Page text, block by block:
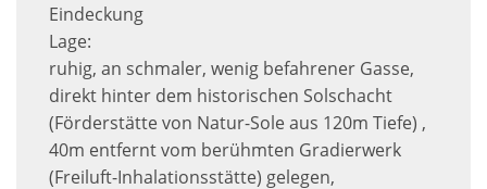
Eindeckung
Lage:
ruhig, an schmaler, wenig befahrener Gasse,
direkt hinter dem historischen Solschacht
(Förderstätte von Natur-Sole aus 120m Tiefe) ,
40m entfernt vom berühmten Gradierwerk
(Freiluft-Inhalationsstätte) gelegen,